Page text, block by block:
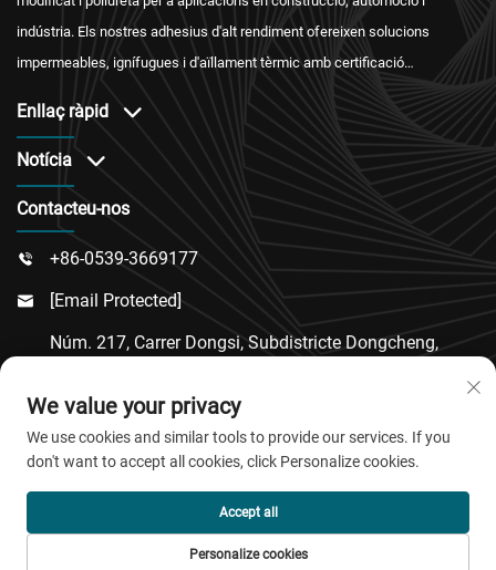
indústria. Els nostres adhesius d'alt rendiment ofereixen solucions
impermeables, ignífugues i d'aïllament tèrmic amb certificació
Enllaç ràpid
Notícia
Contacteu-nos
 +86-0539-3669177
 [email Protected]
Núm. 217, Carrer Dongsi, Subdistricte Dongcheng,
Shandong
Copyright © 2026 QingDao Jiaobao New Material Co.,Ltd.
Tots els drets reservats.
Política de privacitat
We value your privacy
We use cookies and similar tools to provide our services. If you
don't want to accept all cookies, click Personalize cookies.
Personalize cookies
Accept all